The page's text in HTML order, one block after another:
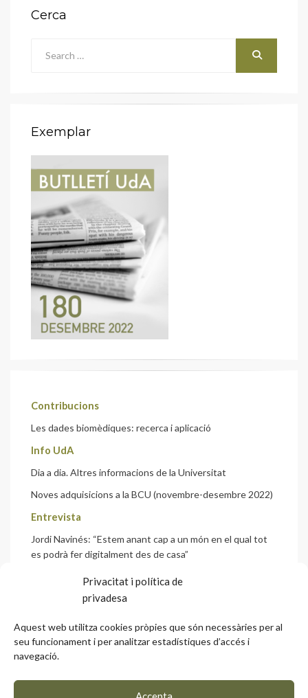
Privacitat i política de
privadesa
Aquest web utilitza cookies pròpies que són necessàries per al
seu funcionament i per analitzar estadístiques d’accés i
navegació.
Cerca
Exemplar
Contribucions
Les dades biomèdiques: recerca i aplicació
Info UdA
Dia a dia. Altres informacions de la Universitat
Noves adquisicions a la BCU (novembre-desembre 2022)
Entrevista
Jordi Navinés: “Estem anant cap a un món en el qual tot
es podrà fer digitalment des de casa”
Visita del Raonador del Ciutadà
Què fem?